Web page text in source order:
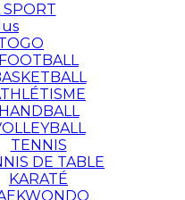
SPORT
FOOTBALL
HANDBALL
TENNIS
DE TABLE
KARATÉ